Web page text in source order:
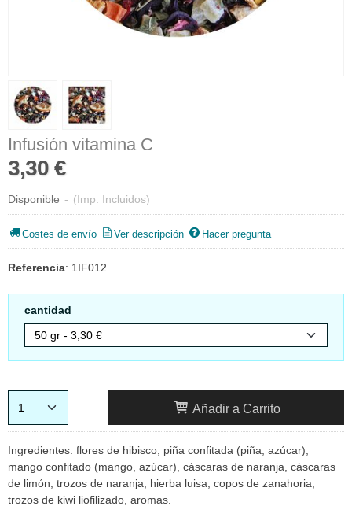
Infusión vitamina C
3,30 €
Disponible - (Imp. Incluidos)
Costes de envío Ver descripción Hacer pregunta
Referencia: 1IF012
cantidad
Añadir a Carrito
Ingredientes: flores de hibisco, piña confitada (piña, azúcar),
mango confitado (mango, azúcar), cáscaras de naranja, cáscaras
de limón, trozos de naranja, hierba luisa, copos de zanahoria,
trozos de kiwi liofilizado, aromas.